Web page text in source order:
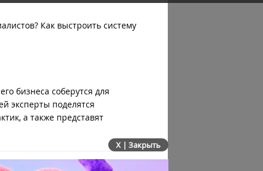
Как выстроить систему
бизнеса соберутся для
эксперты поделятся
а также представят
X | Закрыть